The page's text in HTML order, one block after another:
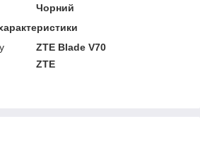
Чорний
ZTE Blade V70
ZTE